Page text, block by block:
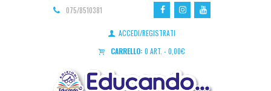
075/8510381
ACCEDI/REGISTRATI
CARRELLO: 0 ART. - 0,00€